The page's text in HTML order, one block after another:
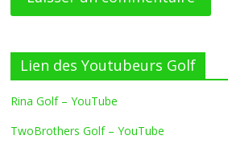
Lien des Youtubeurs Golf
Rina Golf – YouTube
TwoBrothers Golf – YouTube